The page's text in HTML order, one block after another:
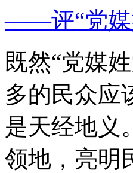
——评“党媒
既然“党媒
多的民众应
是天经地义
领地，亮明